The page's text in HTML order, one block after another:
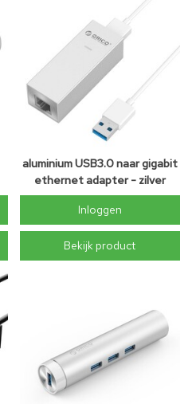
aluminium USB3.0 naar gigabit
ethernet adapter - zilver
Inloggen
Bekijk product